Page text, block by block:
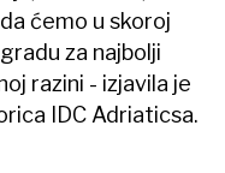
ćemo u skoroj
za najbolji
razini - izjavila je
IDC Adriaticsa.